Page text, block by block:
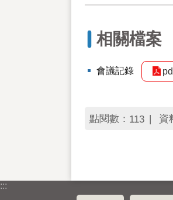
相關檔案
會議記錄
點閱數： 113 資
:::